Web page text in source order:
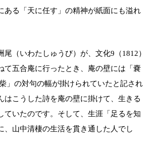
ある「天に任す」の精神が紙面にも溢れ
尾（いわたしゅうび）が、文化9（1812）
て五合庵に行ったとき、庵の壁には「嚢
」の対句の幅が掛けられていたと記され
はこうした詩を庵の壁に掛けて、生きる
ていたのです。そして、生涯「足るを知
、山中清棲の生活を貫き通した人でし